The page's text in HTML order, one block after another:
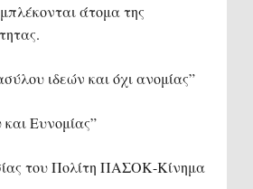
άτομα της
ιδεών και όχι ανομίας”
Ευνομίας”
του Πολίτη ΠΑΣΟΚ-Κίνημα